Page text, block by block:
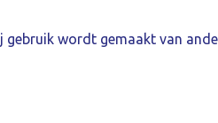
wordt gemaakt van